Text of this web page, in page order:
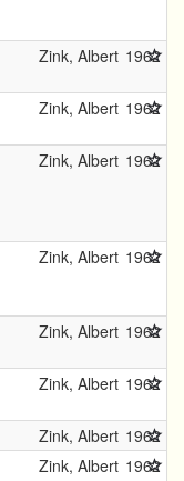
Zink, Albert 1962
Zink, Albert 1962
Zink, Albert 1962
Zink, Albert 1962
Zink, Albert 1962
Zink, Albert 1962
Zink, Albert 1962
Zink, Albert 1962